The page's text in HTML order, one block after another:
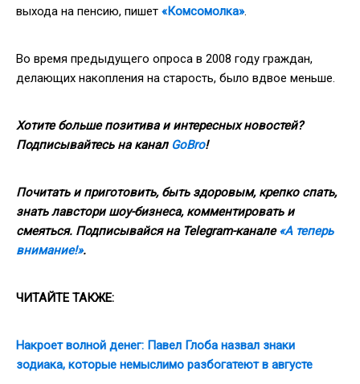
выхода на пенсию, пишет «Комсомолка».
Во время предыдущего опроса в 2008 году граждан,
делающих накопления на старость, было вдвое меньше.
Хотите больше позитива и интересных новостей?
Подписывайтесь на канал GoBro!
Почитать и приготовить, быть здоровым, крепко спать,
знать лавстори шоу-бизнеса, комментировать и
смеяться. Подписывайся на Telegram-канале«А теперь
внимание!».
ЧИТАЙТЕ ТАКЖЕ:
Накроет волной денег: Павел Глоба назвал знаки
зодиака, которые немыслимо разбогатеют в августе